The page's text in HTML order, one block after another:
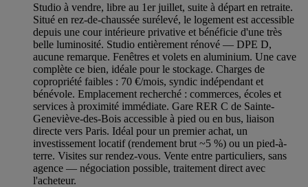
Studio à vendre, libre au 1er juillet, suite à départ en retraite.
Situé en rez-de-chaussée surélevé, le logement est accessible
depuis une cour intérieure privative et bénéficie d'une très
belle luminosité. Studio entièrement rénové — DPE D,
aucune remarque. Fenêtres et volets en aluminium. Une cave
complète ce bien, idéale pour le stockage. Charges de
copropriété faibles : 70 €/mois, syndic indépendant et
bénévole. Emplacement recherché : commerces, écoles et
services à proximité immédiate. Gare RER C de Sainte-
Geneviève-des-Bois accessible à pied ou en bus, liaison
directe vers Paris. Idéal pour un premier achat, un
investissement locatif (rendement brut ~5 %) ou un pied-à-
terre. Visites sur rendez-vous. Vente entre particuliers, sans
agence — négociation possible, traitement direct avec
l'acheteur.